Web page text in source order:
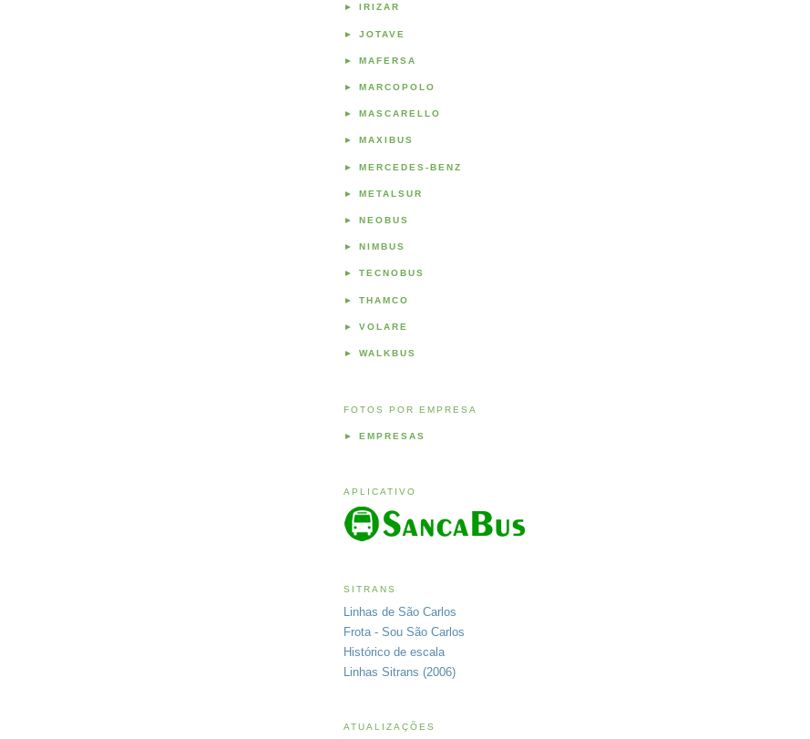
► IRIZAR
► JOTAVE
► MAFERSA
► MARCOPOLO
► MASCARELLO
► MAXIBUS
► MERCEDES-BENZ
► METALSUR
► NEOBUS
► NIMBUS
► TECNOBUS
► THAMCO
► VOLARE
► WALKBUS
FOTOS POR EMPRESA
► EMPRESAS
APLICATIVO
SITRANS
Linhas de São Carlos
Frota - Sou São Carlos
Histórico de escala
Linhas Sitrans (2006)
ATUALIZAÇÕES